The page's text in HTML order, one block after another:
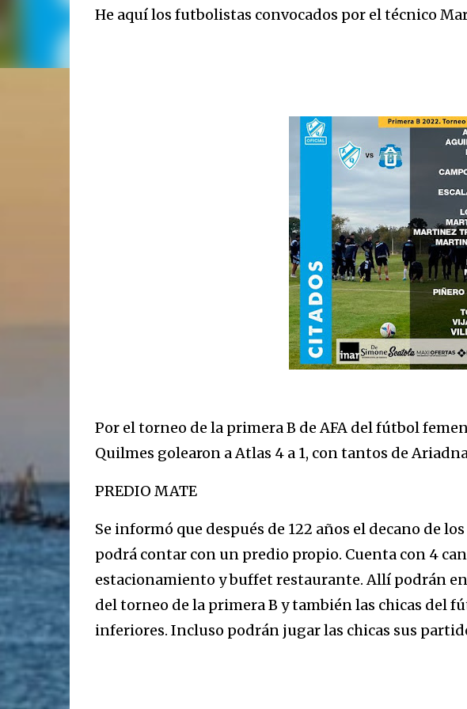
He aquí los futbolistas convocados por el técnico
Por el torneo de la primera B de AFA del fútbol
Quilmes golearon a Atlas 4 a 1, con tantos de
PREDIO MATE
Se informó que después de 122 años el decano de
podrá contar con un predio propio. Cuenta con 4
estacionamiento y buffet restaurante. Allí podrán
del torneo de la primera B y también las chicas del
inferiores. Incluso podrán jugar las chicas sus